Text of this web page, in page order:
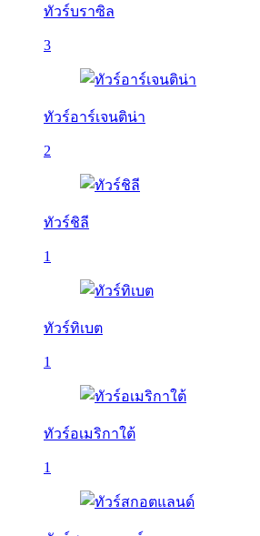
ทัวร์บราซิล
3
ทัวร์อาร์เจนติน่า
2
ทัวร์ชิลี
1
ทัวร์ทิเบต
1
ทัวร์อเมริกาใต้
1